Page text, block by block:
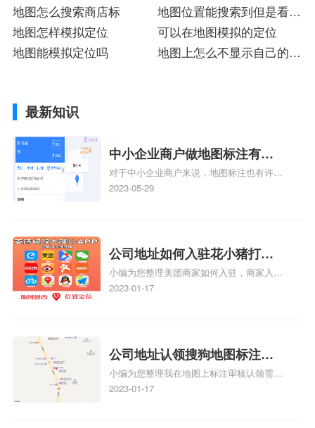
地图怎么搜索商店标
地图位置能搜索到但是看不
到
地图怎样模拟定位
可以在地图模拟的定位
地图能模拟定位吗
地图上怎么不显示自己的店
最新知识
中小企业商户做地图标注有什
么好处
对于中小企业商户来说，地图标注也有许多
好处，包括：提高可见性和曝光率：通过在
位置，增加商户被发现的机会。方便客户导
航：地图标注可以帮助客户更容易地找到商
户的实际位置。特别是对于新客户或不熟悉
该地区的客户来说，地图标注可以提供明确
图标注服务中心面的存在。对于一些客户来
说，实体指路人地
2023-05-29
公司地址如何入驻花小猪打车
地图标记？指路人地图标注服
务中心铺如何入驻花小猪打车
小编为您整理美团商家如何入驻，商家入驻
教程、商家如何入驻地图、如何入驻地:、
2023-01-17
公司地址认领搜狗地图标注多
久审核？公司地址认领地图标
注多久审核？
小编为您整理我在地图上标注审核认领需要
多久、我在地图上标注审核认领需要多久
2023-01-17